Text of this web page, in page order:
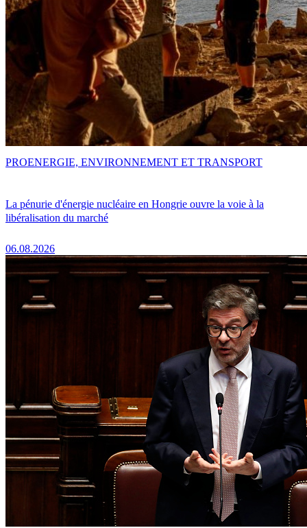
La pénurie d'énergie nucléaire en Hongrie ouvre la voie à la
libéralisation du marché
06.08.2026
PROENERGIE, ENVIRONNEMENT ET TRANSPORT